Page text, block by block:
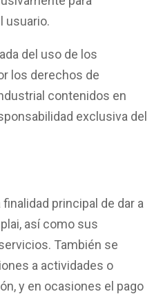
usuario.
del uso de los
los derechos de
contenidos en
exclusiva del
principal de dar a
así como sus
También se
a actividades o
y en ocasiones el pago